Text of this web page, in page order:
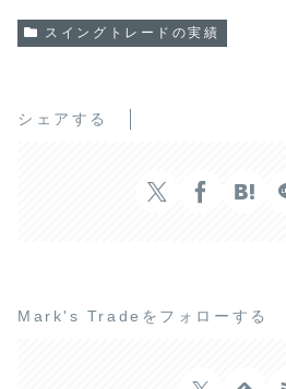
スイングトレードの実績
シェアする
Mark's Tradeをフォローする